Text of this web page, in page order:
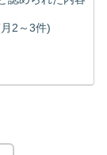
2～3件)